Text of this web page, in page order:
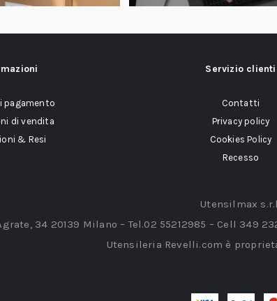
pagamento
di vendita
& Resi
Servizio clienti
Contatti
Privacy policy
Cookies Policy
Recesso
Utensilmax
34 20139 Milano – Tel.02 55212985 – Cell 349
Utensileria Revelli.com è